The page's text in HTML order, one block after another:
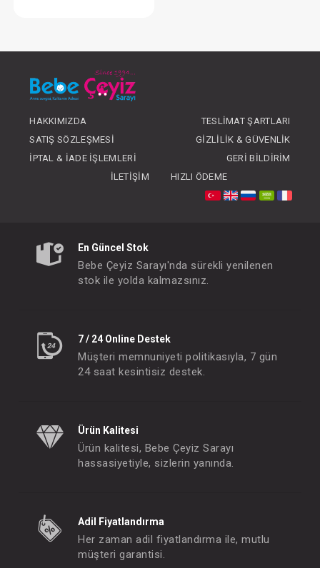
OLUNUZ
HAKKIMIZDA
TESLIMAT ŞARTLARI
SATIŞ SÖZLEŞMESI
GIZLILIK & GÜVENLIK
İPTAL & İADE İŞLEMLERI
GERI BILDIRIM
İLETIŞIM
HIZLI ÖDEME
En Güncel Stok
Bebe Çeyiz Sarayı'nda sürekli yenilenen
stok ile yolda kalmazsınız.
7 / 24 Online Destek
Müşteri memnuniyeti politikasıyla, 7 gün
24 saat kesintisiz destek.
Ürün Kalitesi
Ürün kalitesi, Bebe Çeyiz Sarayı
hassasiyetiyle, sizlerin yanında.
Adil Fiyatlandırma
Her zaman adil fiyatlandırma ile, mutlu
müşteri garantisi.